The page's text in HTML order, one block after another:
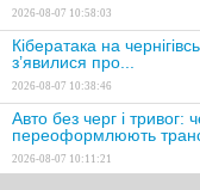
2026-08-07 10:58:03
Кібератака на
з’явилися про...
2026-08-07 10:38:46
Авто без черг і тривог:
переоформлюють
2026-08-07 10:11:21